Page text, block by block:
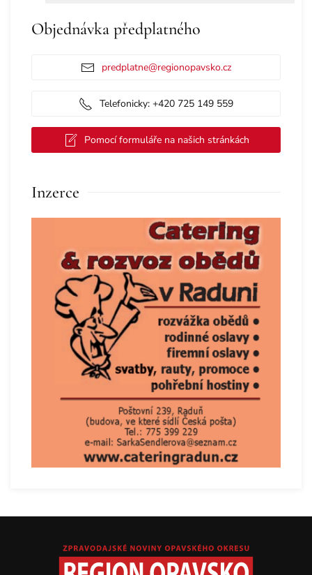
Objednávka předplatného
predplatne@regionopavsko.cz
Telefonicky: +420 725 149 559
Pomocí formuláře na našich stránkách
Inzerce